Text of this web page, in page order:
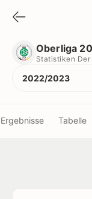
Oberliga
Statistiken Der
2022/2023
Ergebnisse Tabelle